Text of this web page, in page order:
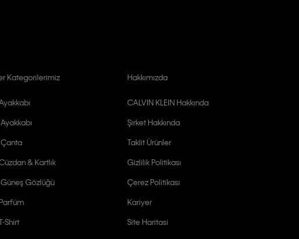
Kategorilerimiz
Çanta
& Kartlık
Güneş Gözlüğü
Shirt
Hakkımızda
CALVIN KLEIN Hakkında
Şirket Hakkında
Taklit Ürünler
Gizlilik Politikası
Çerez Politikası
Kariyer
Site Haritasi